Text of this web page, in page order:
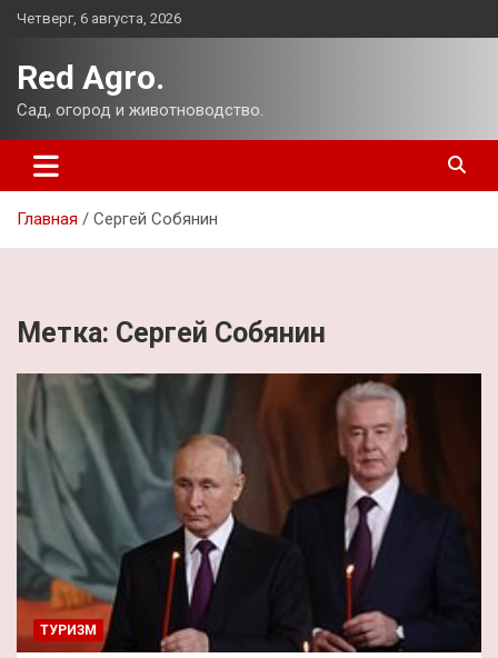
Перейти
Четверг, 6 августа, 2026
Red Agro.
Сад, огород и животноводство.
Главная Сергей Собянин
Метка: Сергей Собянин
ТУРИЗМ